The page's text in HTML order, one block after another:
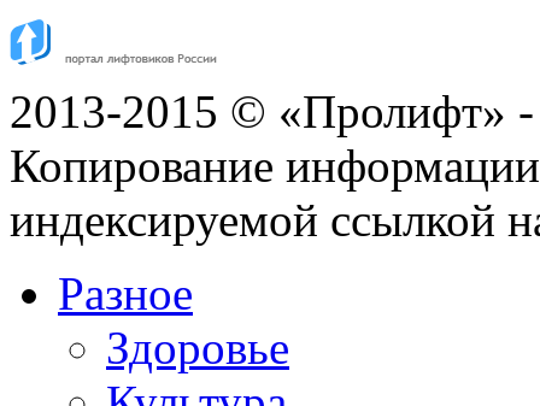
2013-2015 © «Пролифт» -
Копирование информации
индексируемой ссылкой
Разное
Здоровье